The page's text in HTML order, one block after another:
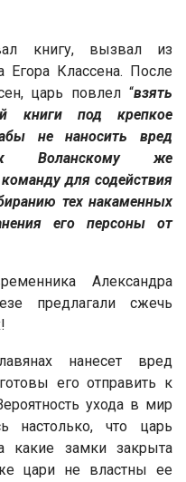
книгу, вызвал из
Егора Классена. После
царь повлел “взять
книги под крепкое
не наносить вред
к Воланскому же
для содействия
тех накаменных
его персоны от
Александра
предлагали сжечь
нанесет вред
его отправить к
ухода в мир
настолько, что царь
какие замки закрыта
цари не властны ее